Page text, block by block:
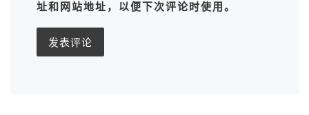
址和网站地址，以便下次评论时使用。